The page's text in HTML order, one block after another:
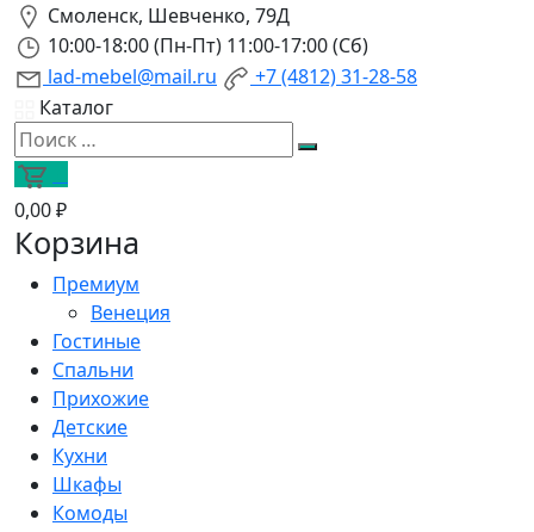
Смоленск, Шевченко, 79Д
10:00-18:00 (Пн-Пт) 11:00-17:00 (Сб)
lad-mebel@mail.ru
+7 (4812) 31-28-58
Каталог
0,00 ₽
Корзина
Премиум
Венеция
Гостиные
Спальни
Прихожие
Детские
Кухни
Шкафы
Комоды